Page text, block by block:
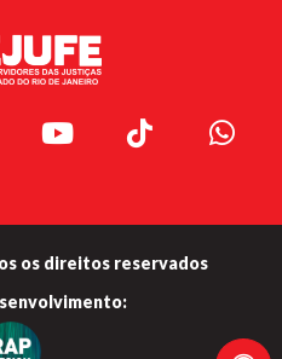
Youtube TikTok
os direitos reservados